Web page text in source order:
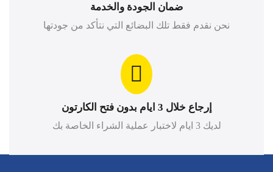
ضمان الجودة والخدمة
نحن نقدم فقط تلك البضائع التي نتأكد من جودتها
إرجاع خلال 3 ايام بدون فتح الكارتون
لديك 3 ايام لاختبار عملية الشراء الخاصة بك